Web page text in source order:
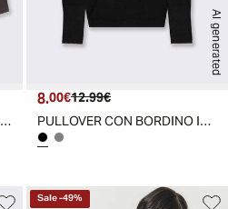
Bermuda Skater in Felpa con Taglio Vivo - Grigio piombo
AI generated
Prezzo attuale
8.00€ Prezzo originale
12.99€
PULLOVER CON BORDINO IN TESSUTO CON FIBRA EFFETTO METALLO - Nero
Sale-49%